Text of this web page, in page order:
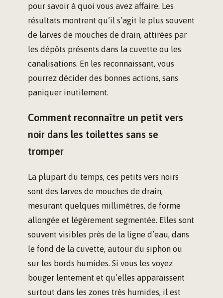
pour savoir à quoi vous avez affaire. Les
résultats montrent qu’il s’agit le plus souvent
de larves de mouches de drain, attirées par
les dépôts présents dans la cuvette ou les
canalisations. En les reconnaissant, vous
pourrez décider des bonnes actions, sans
paniquer inutilement.
Comment reconnaître un petit vers
noir dans les toilettes sans se
tromper
La plupart du temps, ces petits vers noirs
sont des larves de mouches de drain,
mesurant quelques millimètres, de forme
allongée et légèrement segmentée. Elles sont
souvent visibles près de la ligne d’eau, dans
le fond de la cuvette, autour du siphon ou
sur les bords humides. Si vous les voyez
bouger lentement et qu’elles apparaissent
surtout dans les zones très humides, il est